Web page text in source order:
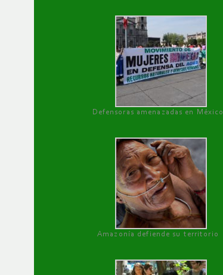
Defensoras amenazadas en México
Amazonía defiende su territorio